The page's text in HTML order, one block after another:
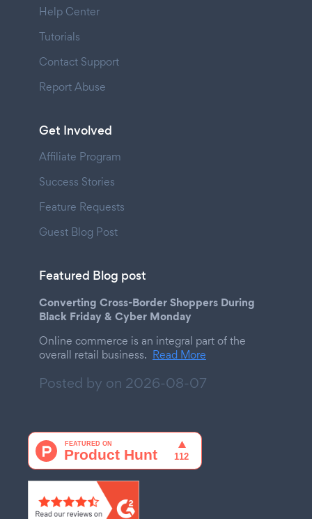
Help Center
Tutorials
Contact Support
Report Abuse
Get Involved
Affiliate Program
Success Stories
Feature Requests
Guest Blog Post
Featured Blog post
Converting Cross-Border Shoppers During
Black Friday & Cyber Monday
Online commerce is an integral part of the
overall retail business. Read More
Posted by on 2026-08-07